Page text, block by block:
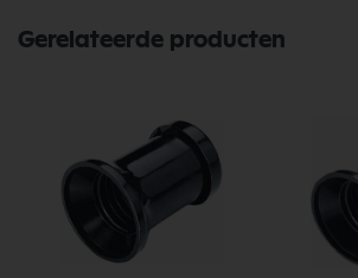
Gerelateerde producten